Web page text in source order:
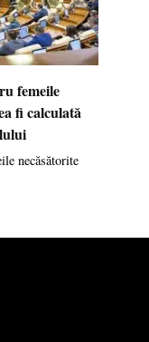
femeile
fi calculată
necăsătorite